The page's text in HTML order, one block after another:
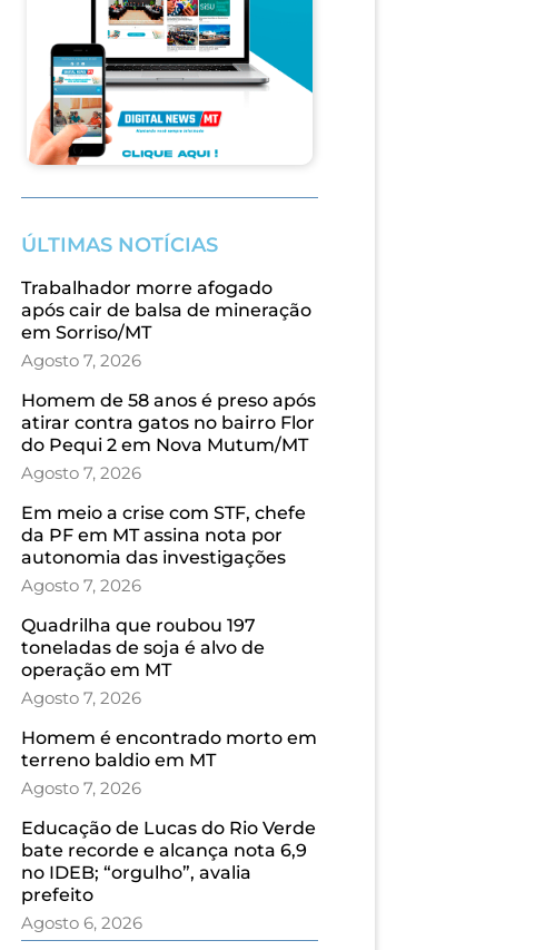
ÚLTIMAS NOTÍCIAS
Trabalhador morre afogado
após cair de balsa de mineração
em Sorriso/MT
Agosto 7, 2026
Homem de 58 anos é preso após
atirar contra gatos no bairro Flor
do Pequi 2 em Nova Mutum/MT
Agosto 7, 2026
Em meio a crise com STF, chefe
da PF em MT assina nota por
autonomia das investigações
Agosto 7, 2026
Quadrilha que roubou 197
toneladas de soja é alvo de
operação em MT
Agosto 7, 2026
Homem é encontrado morto em
terreno baldio em MT
Agosto 7, 2026
Educação de Lucas do Rio Verde
bate recorde e alcança nota 6,9
no IDEB; “orgulho”, avalia
prefeito
Agosto 6, 2026